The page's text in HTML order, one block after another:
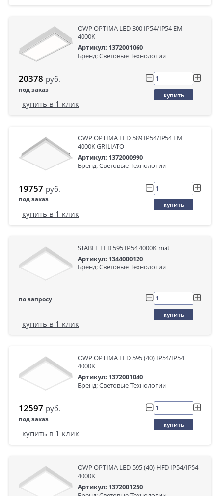
OWP OPTIMA LED 300 IP54/IP54 EM
4000K
Артикул: 1372001060
Бренд: Световые Технологии
20378 руб.
под заказ
купить
купить в 1 клик
OWP OPTIMA LED 589 IP54/IP54 EM
4000K GRILIATO
Артикул: 1372000990
Бренд: Световые Технологии
19757 руб.
под заказ
купить
купить в 1 клик
STABLE LED 595 IP54 4000K mat
Артикул: 1344000120
Бренд: Световые Технологии
по запросу
купить
купить в 1 клик
OWP OPTIMA LED 595 (40) IP54/IP54
4000K
Артикул: 1372001040
Бренд: Световые Технологии
12597 руб.
под заказ
купить
купить в 1 клик
OWP OPTIMA LED 595 (40) HFD IP54/IP54
4000K
Артикул: 1372001250